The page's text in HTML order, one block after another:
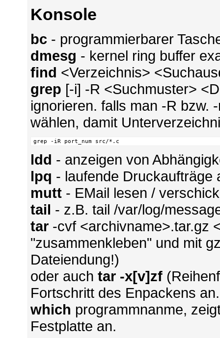
Konsole
bc - programmierbarer
dmesg - kernel ring buffer
find <Verzeichnis>
grep [-i] -R <Suchmuster>
ignorieren. falls man -R bzw.
wählen, damit
grep -iR port_num src/*.c
ldd - anzeigen von
lpq - laufende Druckaufträge
mutt - EMail lesen /
tail - z.B. tail /var/log/
tar -cvf <archivname>.tar.gz
"zusammenkleben" und mit
Dateiendung!)
oder auchtar -x[v]zf
Fortschritt des Enpackens an.
which programmnanme,
Festplatte an.